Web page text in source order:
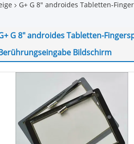
G+ G 8" androides Tabletten-
G 8" androides Tabletten-
Bildschirm